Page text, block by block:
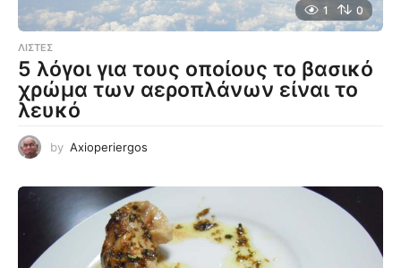
1 0
ΛΊΣΤΕΣ
5 λόγοι για τους οποίους το βασικό
χρώμα των αεροπλάνων είναι το
λευκό
by Axioperiergos